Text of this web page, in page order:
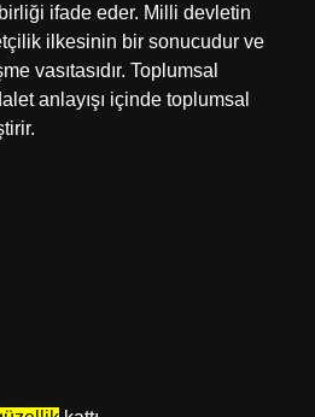
ifade eder. Milli devletin
ilkesinin bir sonucudur ve
vasıtasıdır. Toplumsal
anlayışı içinde toplumsal